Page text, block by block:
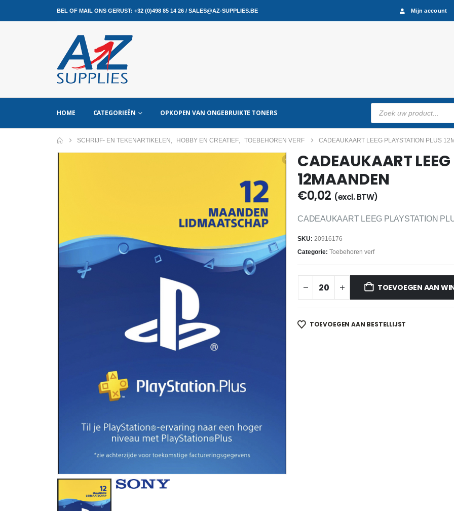
BEL OF MAIL ONS GERUST: +32 (0)498 85 14 26 / SALES@AZ-SUPPLIES.BE Mijn account
HOME CATEGORIEËN OPKOPEN VAN ONGEBRUIKTE TONERS
Producten
zoeken
SCHRIJF- EN TEKENARTIKELEN , HOBBY EN CREATIEF, TOEBEHOREN VERF CADEAUKAART LEEG PLAYSTATION PLUS
CADEAUKAART
12MAANDEN
€0,02 (excl. BTW)
CADEAUKAART LEEG PLAYSTATION
SKU: 20916176
Categorie: Toebehoren verf
TOEVOEGEN AAN
TOEVOEGEN AAN BESTELLIJST